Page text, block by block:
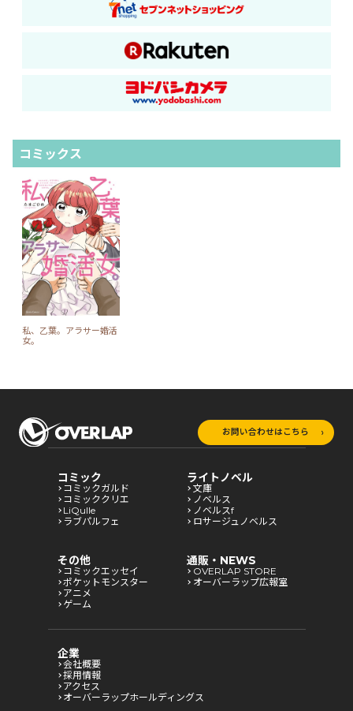
コミックス
私、乙葉。アラサー婚活
女。
お問い合わせはこちら
コミック
コミックガルド
コミッククリエ
LiQulle
ラブパルフェ
ライトノベル
文庫
ノベルス
ノベルスf
ロサージュノベルス
その他
コミックエッセイ
ポケットモンスター
アニメ
ゲーム
通販・NEWS
OVERLAP STORE
オーバーラップ広報室
企業
会社概要
採用情報
アクセス
オーバーラップホールディングス